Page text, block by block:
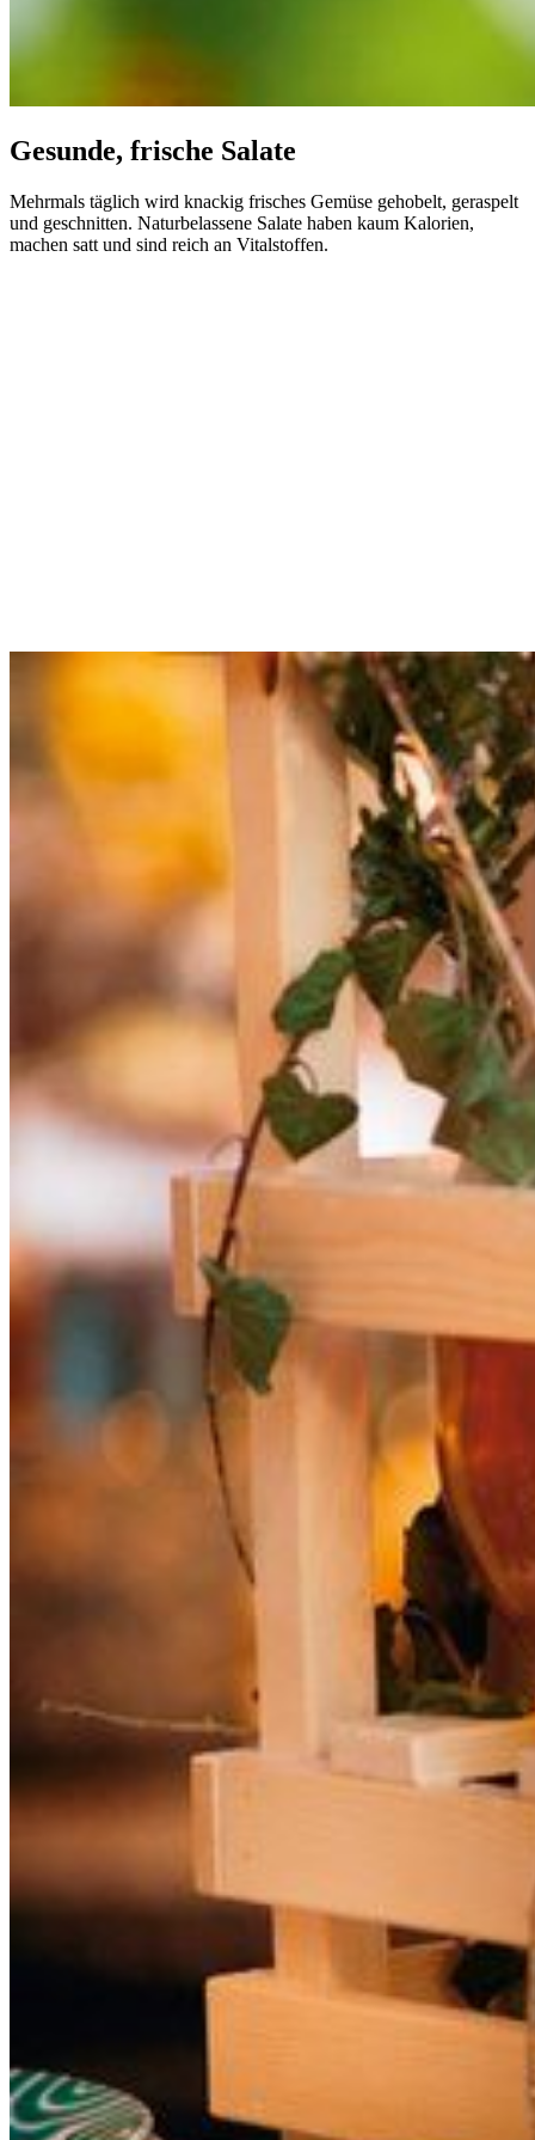
Gesunde, frische Salate
Mehrmals täglich wird knackig frisches Gemüse gehobelt, geraspelt
und geschnitten. Naturbelassene Salate haben kaum Kalorien,
machen satt und sind reich an Vitalstoffen.